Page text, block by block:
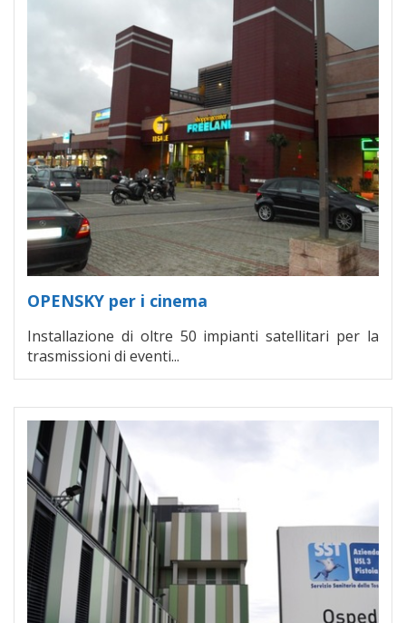
OPENSKY per i cinema
Installazione di oltre 50 impianti satellitari per la
trasmissioni di eventi...